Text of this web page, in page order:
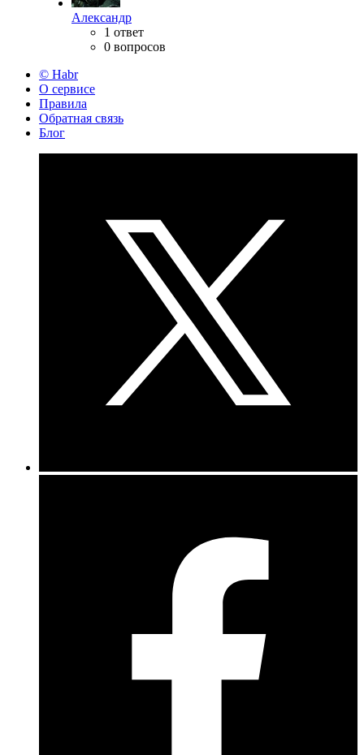
Александр
1 ответ
0 вопросов
© Habr
О сервисе
Правила
Обратная связь
Блог